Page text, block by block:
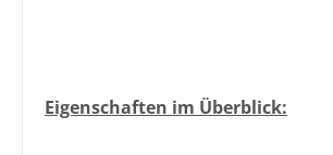
Eigenschaften im Überblick: